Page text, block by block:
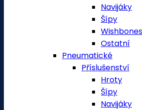
Navijáky
Šípy
Wishbones
Ostatní
Pneumatické
Příslušenství
Hroty
Šípy
Navijáky